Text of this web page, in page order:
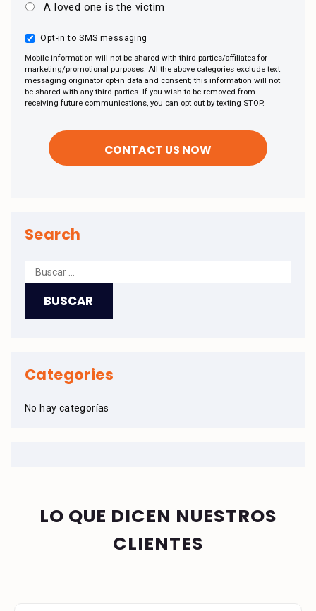
A loved one is the victim
Opt-in to SMS messaging
Mobile information will not be shared with third parties/affiliates for
marketing/promotional purposes. All the above categories exclude text
messaging originator opt-in data and consent; this information will not
be shared with any third parties. If you wish to be removed from
receiving future communications, you can opt out by texting STOP.
Search
Categories
No hay categorías
LO QUE DICEN NUESTROS
CLIENTES